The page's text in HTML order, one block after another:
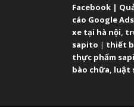
Facebook |
cáo Google Ads
xe tại hà nội,
sapito | thiết
thực phẩm
bào chữa, luật